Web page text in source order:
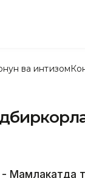
ва интизом
- Мамлакатда